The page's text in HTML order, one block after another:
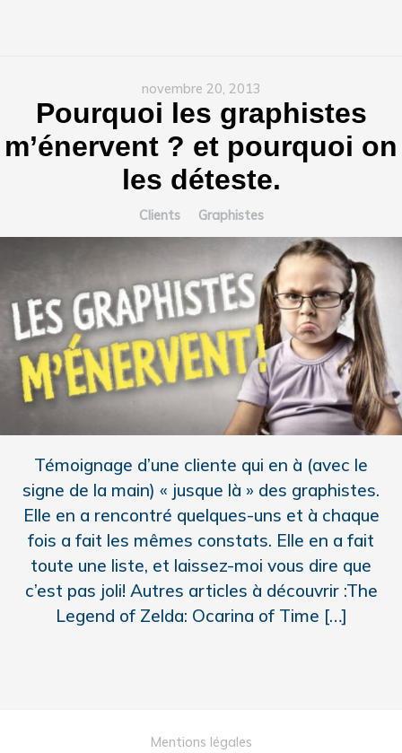
novembre 20, 2013
Pourquoi les graphistes
m’énervent ? et pourquoi on
les déteste.
Clients Graphistes
Témoignage d’une cliente qui en à (avec le
signe de la main) « jusque là » des graphistes.
Elle en a rencontré quelques-uns et à chaque
fois a fait les mêmes constats. Elle en a fait
toute une liste, et laissez-moi vous dire que
c’est pas joli! Autres articles à découvrir :The
Legend of Zelda: Ocarina of Time […]
Mentions légales